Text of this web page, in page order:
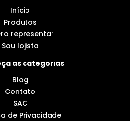
Início
Produtos
representar
Sou lojista
as categorias
Blog
Contato
SAC
de Privacidade